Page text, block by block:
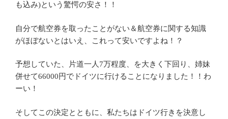
も込み)という驚愕の安さ！！
自分で航空券を取ったことがない＆航空券に関する知識
がほぼないとはいえ、これって安いですよね！？
予想していた、片道一人7万程度、を大きく下回り、姉妹
併せて66000円でドイツに行けることになりました！！わ
ーい！
そしてこの決定とともに、私たちはドイツ行きを決意し